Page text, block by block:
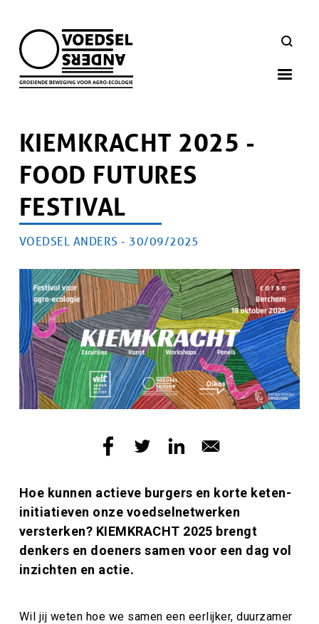
main
navigation
ZOEKEN
KIEMKRACHT 2025 -
FOOD FUTURES
FESTIVAL
Artikel
AUTEUR
VOEDSEL ANDERS - PUBLICATIEDATUM
30/09/2025
Afbeelding
Afbeelding
Inleiding
Hoe kunnen actieve burgers en korte keten-
initiatieven onze voedselnetwerken
versterken? KIEMKRACHT 2025 brengt
denkers en doeners samen voor een dag vol
inzichten en actie.
Wil jij weten hoe we samen een eerlijker, duurzamer